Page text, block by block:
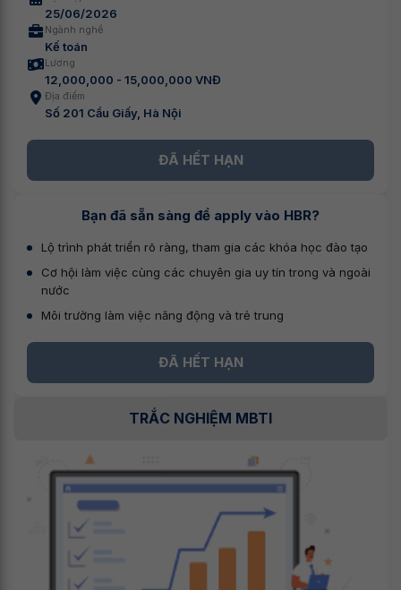
25/06/2026
Ngành nghề
Kế toán
Lương
12,000,000 - 15,000,000 VNĐ
Địa điểm
Số 201 Cầu Giấy, Hà Nội
ĐÃ HẾT HẠN
Bạn đã sẵn sàng để apply vào HBR?
Lộ trình phát triển rõ ràng, tham gia các khóa học đào tạo
Cơ hội làm việc cùng các chuyên gia uy tín trong và ngoài
nước
Môi trường làm việc năng động và trẻ trung
ĐÃ HẾT HẠN
TRẮC NGHIỆM MBTI